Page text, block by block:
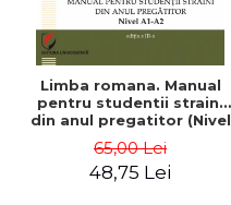
Limba romana. Manual
pentru studentii straini
din anul pregatitor (Nivel
65,00 Lei
48,75 Lei